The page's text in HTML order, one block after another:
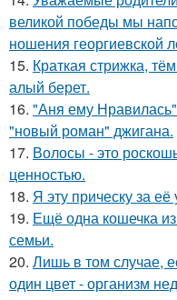
великой победы мы
ношения георгиевской
15. Краткая стрижка,
алый берет.
16. "Аня ему
"новый роман" джигана.
17. Волосы - это
ценностью.
18. Я эту прическу за
19. Ещё одна кошечка
семьи.
20. Лишь в том случае,
один цвет - организм